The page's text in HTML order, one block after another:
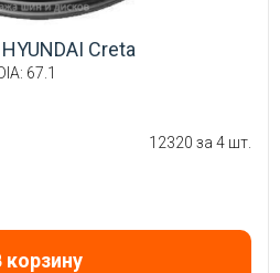
Creta
67.1
12320 за 4 шт.
корзину